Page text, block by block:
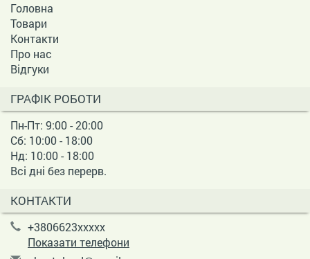
Головна
Товари
Контакти
Про нас
Відгуки
ГРАФІК РОБОТИ
Пн-Пт: 9:00 - 20:00
Сб: 10:00 - 18:00
Нд: 10:00 - 18:00
Всі дні без перерв.
КОНТАКТИ
+3806623xxxxx
Показати телефони